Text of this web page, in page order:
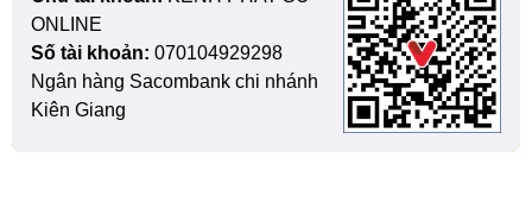
ONLINE
Số tài khoản: 070104929298
Ngân hàng Sacombank chi nhánh
Kiên Giang